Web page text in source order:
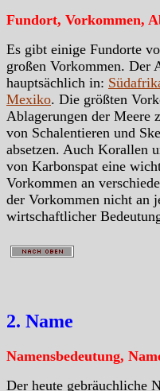
Fundort, Vorkommen,
Es gibt einige Fundorte
großen Vorkommen. Der
hauptsächlich in:
Mexiko. Die größten
Ablagerungen der Meere
von Schalentieren und
absetzen. Auch Korallen
von Karbonspat eine
Vorkommen an
der Vorkommen nicht an
wirtschaftlicher
2. Name
Namensbedeutung,
Der heute gebräuchliche